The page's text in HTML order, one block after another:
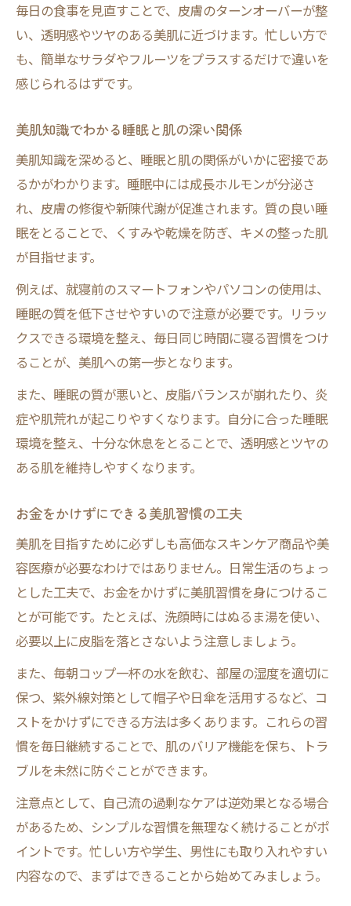
毎日の食事を見直すことで、皮膚のターンオーバーが整
い、透明感やツヤのある美肌に近づけます。忙しい方で
も、簡単なサラダやフルーツをプラスするだけで違いを
感じられるはずです。
美肌知識でわかる睡眠と肌の深い関係
美肌知識を深めると、睡眠と肌の関係がいかに密接であ
るかがわかります。睡眠中には成長ホルモンが分泌さ
れ、皮膚の修復や新陳代謝が促進されます。質の良い睡
眠をとることで、くすみや乾燥を防ぎ、キメの整った肌
が目指せます。
例えば、就寝前のスマートフォンやパソコンの使用は、
睡眠の質を低下させやすいので注意が必要です。リラッ
クスできる環境を整え、毎日同じ時間に寝る習慣をつけ
ることが、美肌への第一歩となります。
また、睡眠の質が悪いと、皮脂バランスが崩れたり、炎
症や肌荒れが起こりやすくなります。自分に合った睡眠
環境を整え、十分な休息をとることで、透明感とツヤの
ある肌を維持しやすくなります。
お金をかけずにできる美肌習慣の工夫
美肌を目指すために必ずしも高価なスキンケア商品や美
容医療が必要なわけではありません。日常生活のちょっ
とした工夫で、お金をかけずに美肌習慣を身につけるこ
とが可能です。たとえば、洗顔時にはぬるま湯を使い、
必要以上に皮脂を落とさないよう注意しましょう。
また、毎朝コップ一杯の水を飲む、部屋の湿度を適切に
保つ、紫外線対策として帽子や日傘を活用するなど、コ
ストをかけずにできる方法は多くあります。これらの習
慣を毎日継続することで、肌のバリア機能を保ち、トラ
ブルを未然に防ぐことができます。
注意点として、自己流の過剰なケアは逆効果となる場合
があるため、シンプルな習慣を無理なく続けることがポ
イントです。忙しい方や学生、男性にも取り入れやすい
内容なので、まずはできることから始めてみましょう。